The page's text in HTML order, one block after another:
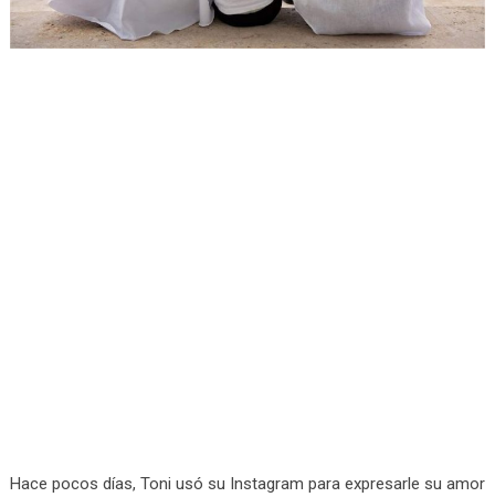
Hace pocos días, Toni usó su Instagram para expresarle su amor